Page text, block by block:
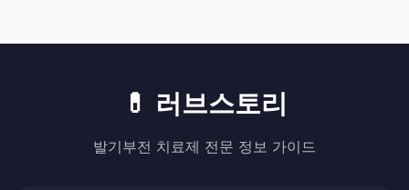
💊 러브스토리
발기부전 치료제 전문 정보 가이드